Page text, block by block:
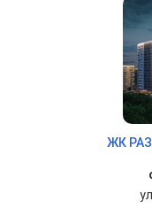
ЖК